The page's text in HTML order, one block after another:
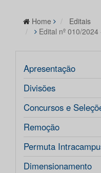
Home
Editais
Edital nº 010/
Apresentação
Divisões
Concursos e
Remoção
Permuta
Dimensionamento